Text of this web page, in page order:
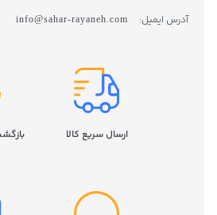
آدرس ایمیل:
info@sahar-rayaneh.com
ارسال سریع کالا